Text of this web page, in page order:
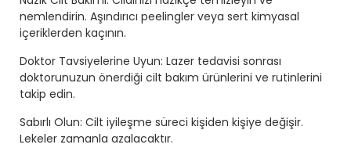
nemlendirin. Aşındırıcı peelingler veya sert kimyasal
içeriklerden kaçının.
Doktor Tavsiyelerine Uyun: Lazer tedavisi sonrası
doktorunuzun önerdiği cilt bakım ürünlerini ve rutinlerini
takip edin.
Sabırlı Olun: Cilt iyileşme süreci kişiden kişiye değişir.
Lekeler zamanla azalacaktır.